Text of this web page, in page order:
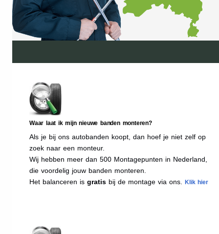
Waar laat ik mijn nieuwe banden monteren?
Als je bij ons autobanden koopt, dan hoef je niet zelf op
zoek naar een monteur.
Wij hebben meer dan 500 Montagepunten in Nederland,
die voordelig jouw banden monteren.
Het balanceren is gratis bij de montage via ons. Klik hier